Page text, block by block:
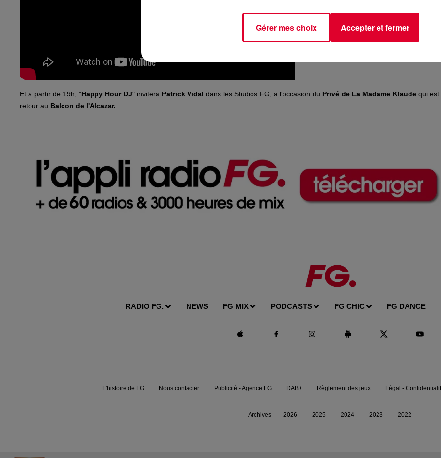
Et à partir de 19h, "Happy Hour DJ" invitera Patrick Vidal dans les Studios FG, à l'occasion du Privé de La Madame Klaudequi est
retour au Balcon de l'Alcazar.
RADIO FG. NEWS FG MIX PODCASTS FG CHIC FG DANCE
L'histoire de FG Nous contacter Publicité - Agence FG DAB+ Règlement des jeux Légal -
Archives 2026 2025 2024 2023 2022
Gérer mes choix Accepter et fermer